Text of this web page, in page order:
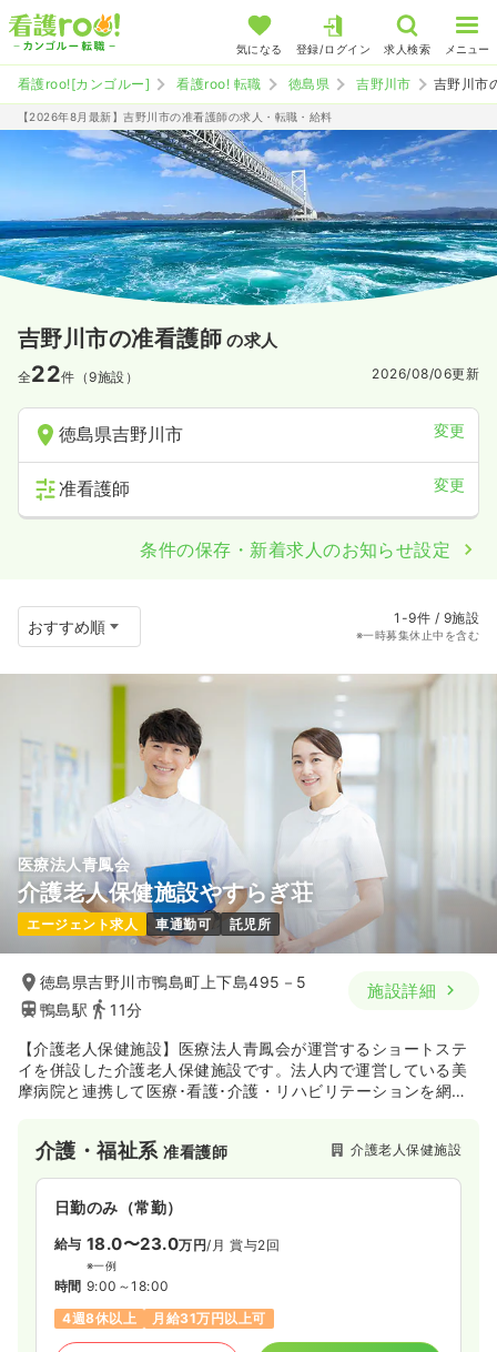
気になる 登録/ログイン 求人検索 メニュー
看護roo![カンゴルー] 看護roo! 転職 徳島県 吉野川市 吉野川市
【2026年8月最新】吉野川市の准看護師の求人・転職・給料
吉野川市の准看護師 の求人
全22件（9施設） 2026/08/06更新
徳島県吉野川市 変更
准看護師 変更
条件の保存・新着求人のお知らせ設定
1-9件 / 9施設
※一時募集休止中を含む
医療法人青鳳会
介護老人保健施設やすらぎ荘
エージェント求人 車通勤可 託児所
徳島県吉野川市鴨島町上下島495－5
鴨島駅
11分
施設詳細
【介護老人保健施設】医療法人青鳳会が運営するショートステ
イを併設した介護老人保健施設です。法人内で運営している美
摩病院と連携して医療･看護･介護・リハビリテーションを網羅
介護・福祉系准看護師 介護老人保健施設
日勤のみ（常勤）
給与 18.0〜23.0万円/月 賞与2回
※一例
時間 9:00～18:00
4週8休以上
月給31万円以上可